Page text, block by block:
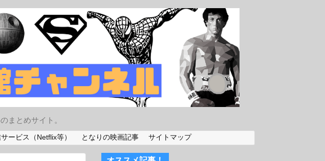
まとめサイト。
ービス（Netflix等） となりの映画記事 サイトマップ